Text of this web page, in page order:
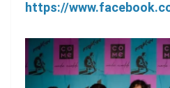
https://